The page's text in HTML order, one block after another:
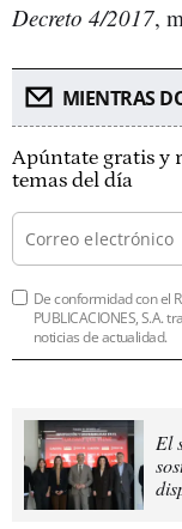
Decreto 4/2017,
MIENTRAS
Apúntate gratis y
temas del día
De conformidad con el
PUBLICACIONES, S.A.
noticias de actualidad.
El